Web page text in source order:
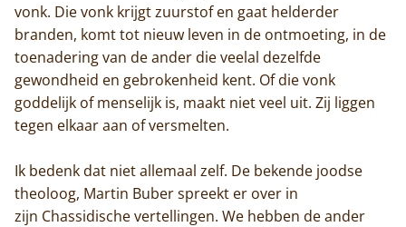
vonk. Die vonk krijgt zuurstof en gaat helderder
branden, komt tot nieuw leven in de ontmoeting, in de
toenadering van de ander die veelal dezelfde
gewondheid en gebrokenheid kent. Of die vonk
goddelijk of menselijk is, maakt niet veel uit. Zij liggen
tegen elkaar aan of versmelten.
Ik bedenk dat niet allemaal zelf. De bekende joodse
theoloog, Martin Buber spreekt er over in
zijn Chassidische vertellingen. We hebben de ander